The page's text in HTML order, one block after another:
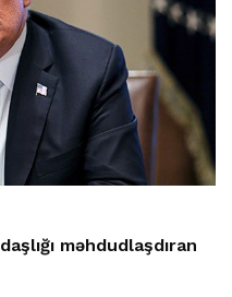
məhdudlaşdıran